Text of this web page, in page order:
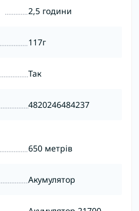
2,5 години
117г
Так
4820246484237
650 метрів
Акумулятор